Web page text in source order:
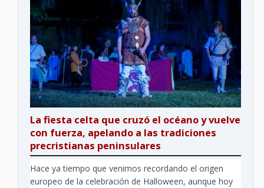
La fiesta celta que cruzó el océano y vuelve
con fuerza, apelando a las tradiciones
precristianas peninsulares
Hace ya tiempo que venimos recordando el origen
europeo de la celebración de Halloween, aunque hoy